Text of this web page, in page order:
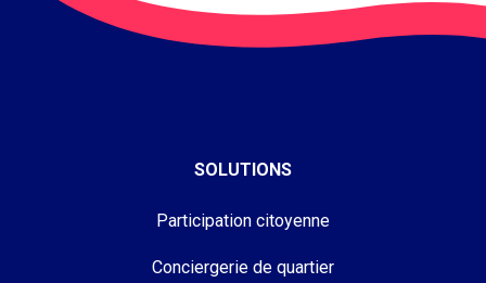
SOLUTIONS
Participation citoyenne
Conciergerie de quartier